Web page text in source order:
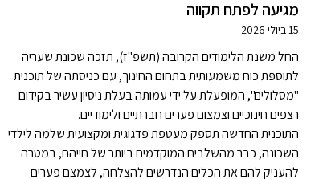
מגיעה לפתח תקווה
15 ביולי 2026
החל משנת הלימודים הקרובה (תשפ"ז), תזכה שכונת שעריה
לתוספת כוח משמעותית בתחום החינוך, עם כניסתה של תוכנית
"מסלולים", המופעלת על ידי עמותה בעלת ניסיון עשיר בקידום
רצפים חינוכיים וצמצום פערים חברתיים ולימודיים.
התוכנית החדשה תספק מעטפת פדגוגית ומקצועית שלמה לילדי
השכונה, כבר מהשלבים המוקדמים ביותר של חייהם, במטרה
להעניק להם את הכלים הנדרשים להצלחה, לצמצם פערים